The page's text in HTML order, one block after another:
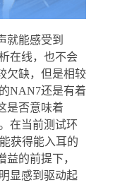
就能感受到
在线，也不会
欠缺，但是相较
NAN7还是有着
是否意味着
在当前测试环
获得能入耳的
的前提下，
显感到驱动起